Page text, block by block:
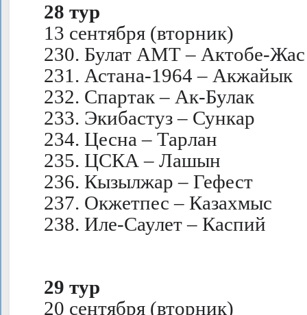
28 тур
13 сентября (вторник)
230. Булат АМТ – Актобе-Жас
231. Астана-1964 – Акжайык
232. Спартак – Ак-Булак
233. Экибастуз – Сункар
234. Цесна – Тарлан
235. ЦСКА – Лашын
236. Кызылжар – Гефест
237. Окжетпес – Казахмыс
238. Иле-Саулет – Каспий
29 тур
20 сентября (вторник)